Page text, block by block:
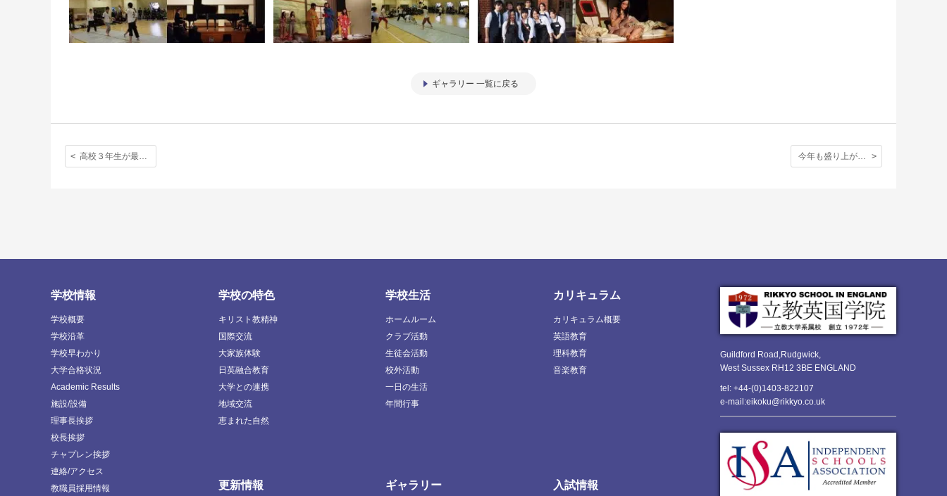
ギャラリー 一覧に戻る
Guildford Road,Rudgwick,
West Sussex RH12 3BE ENGLAND
tel: +44-(0)1403-822107
e-mail:eikoku@rikkyo.co.uk
学校情報
学校概要
学校沿革
学校早わかり
大学合格状況
Academic Results
施設/設備
理事長挨拶
校長挨拶
チャプレン挨拶
連絡/アクセス
教職員採用情報
学校の特色
キリスト教精神
国際交流
大家族体験
日英融合教育
大学との連携
地域交流
恵まれた自然
学校生活
ホームルーム
クラブ活動
生徒会活動
校外活動
一日の生活
年間行事
カリキュラム
カリキュラム概要
英語教育
理科教育
音楽教育
更新情報 ギャラリー 入試情報